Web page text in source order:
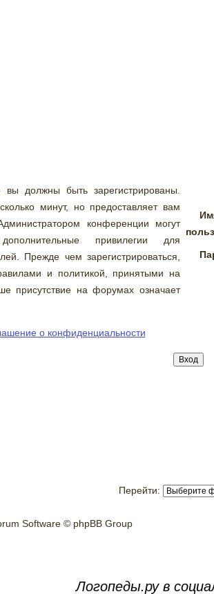
должны быть зарегистрированы.
минут, но предоставляет вам
конференции могут
привилегии для
Прежде чем зарегистрироваться,
и политикой, принятыми на
присутствие на форумах означает
о конфиденциальности
Перейти:
Software © phpBB Group
Логопеды.ру в